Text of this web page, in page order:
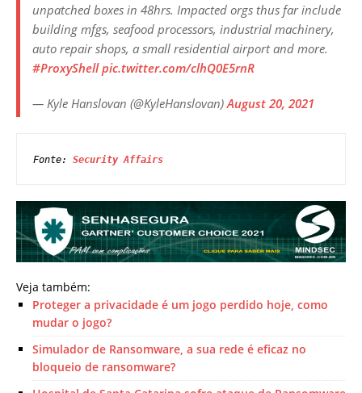
unpatched boxes in 48hrs. Impacted orgs thus far include
building mfgs, seafood processors, industrial machinery,
auto repair shops, a small residential airport and more.
#ProxyShell pic.twitter.com/clhQ0E5rnR
— Kyle Hanslovan (@KyleHanslovan)August 20, 2021
Fonte: Security Affairs
Veja também:
Proteger a privacidade é um jogo perdido hoje, como
mudar o jogo?
Simulador de Ransomware, a sua rede é eficaz no
bloqueio de ransomware?